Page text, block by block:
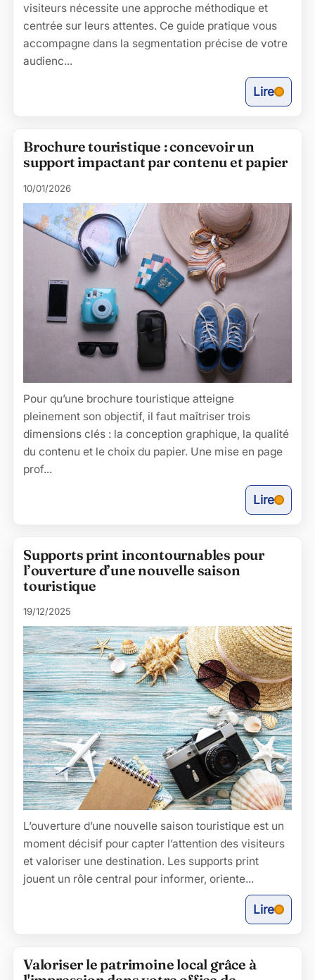
visiteurs nécessite une approche méthodique et
centrée sur leurs attentes. Ce guide pratique vous
accompagne dans la segmentation précise de votre
audienc...
Lire
Brochure touristique : concevoir un
support impactant par contenu et papier
10/01/2026
Pour qu’une brochure touristique atteigne
pleinement son objectif, il faut maîtriser trois
dimensions clés : la conception graphique, la qualité
du contenu et le choix du papier. Une mise en page
prof...
Lire
Supports print incontournables pour
l’ouverture d’une nouvelle saison
touristique
19/12/2025
L’ouverture d’une nouvelle saison touristique est un
moment décisif pour capter l’attention des visiteurs
et valoriser une destination. Les supports print
jouent un rôle central pour informer, oriente...
Lire
Valoriser le patrimoine local grâce à